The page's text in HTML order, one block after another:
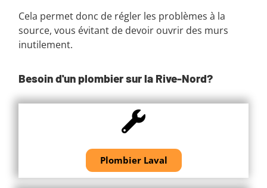
Cela permet donc de régler les problèmes à la
source, vous évitant de devoir ouvrir des murs
inutilement.
Besoin d'un plombier sur la Rive-Nord?
Plombier Laval